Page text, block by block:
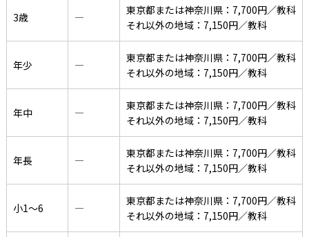
3歳 ―
東京都または神奈川県：7,700円／教科
それ以外の地域：7,150円／教科
年少 ―
東京都または神奈川県：7,700円／教科
それ以外の地域：7,150円／教科
年中 ―
東京都または神奈川県：7,700円／教科
それ以外の地域：7,150円／教科
年長 ―
東京都または神奈川県：7,700円／教科
それ以外の地域：7,150円／教科
小1〜6 ―
東京都または神奈川県：7,700円／教科
それ以外の地域：7,150円／教科